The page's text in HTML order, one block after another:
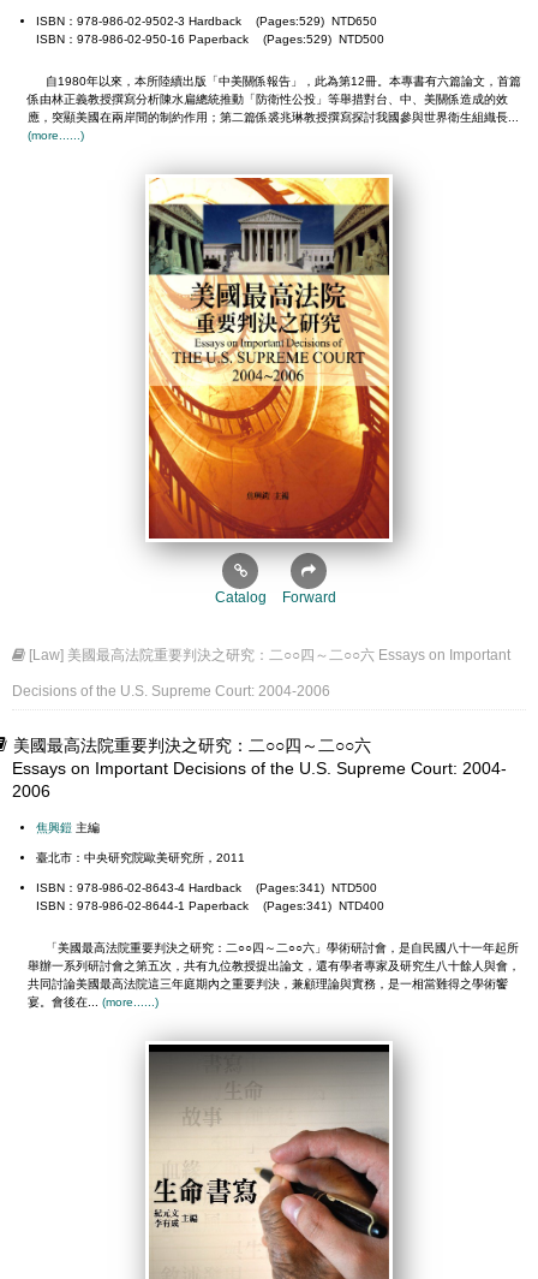
ISBN：978-986-02-9502-3 Hardback (Pages:529) NTD650
ISBN：978-986-02-950-16 Paperback (Pages:529) NTD500
自1980年以來，本所陸續出版「中美關係報告」，此為第12冊。本專書有六篇論文，首篇
係由林正義教授撰寫分析陳水扁總統推動「防衛性公投」等舉措對台、中、美關係造成的效
應，突顯美國在兩岸間的制約作用；第二篇係裘兆琳教授撰寫探討我國參與世界衛生組織長...
(more......)
Catalog Forward
[Law] 美國最高法院重要判決之研究：二○○四～二○○六 Essays on Important
Decisions of the U.S. Supreme Court: 2004-2006
美國最高法院重要判決之研究：二○○四～二○○六
Essays on Important Decisions of the U.S. Supreme Court: 2004-
2006
焦興鎧 主編
臺北市：中央研究院歐美研究所，2011
ISBN：978-986-02-8643-4 Hardback (Pages:341) NTD500
ISBN：978-986-02-8644-1 Paperback (Pages:341) NTD400
「美國最高法院重要判決之研究：二○○四～二○○六」學術研討會，是自民國八十一年起所
舉辦一系列研討會之第五次，共有九位教授提出論文，還有學者專家及研究生八十餘人與會，
共同討論美國最高法院這三年庭期內之重要判決，兼顧理論與實務，是一相當難得之學術饗
宴。會後在... (more......)